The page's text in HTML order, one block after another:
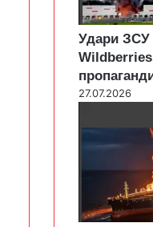
Удари ЗСУ
Wildberries
27.07.2026